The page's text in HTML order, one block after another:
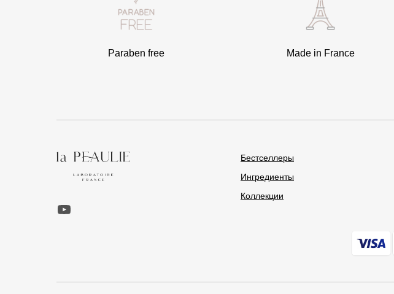
Paraben free Made in France
Бестселлеры
Ингредиенты
Коллекции